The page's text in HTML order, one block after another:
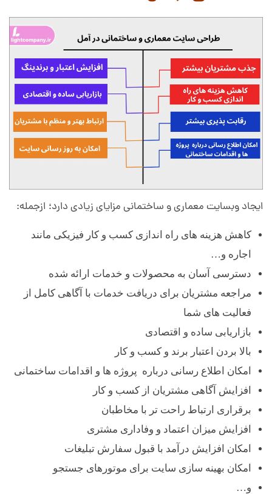
ن
ی
د
ر
آ
م
ل
ایجاد وبسایت معماری و ساختمانی مزایای زیادی دارد؛ ازجمله:
کاهش هزینه های راه اندازی کسب و کار فیزیکی مانند
اجاره و…
دسترسی آسان به محصولات و خدمات ارائه شده
مراجعه مشتریان برای دریافت خدمات با آگاهی کامل از
فعالیت های شما
بازاریابی ساده و اقتصادی
بالا بردن اعتبار برند و کسب و کار
امکان اطلاع رسانی درباره پروژه ها و اقدامات ساختمانی
افزایش آگاهی مشتریان از کسب و کار
برقراری ارتباط راحت تر با مخاطبان
افزایش میزان اعتماد و وفاداری مشتری
امکان افزایش درآمد با قبول سفارش تبلیغات
امکان بهینه سازی سایت برای موتورهای جستجو
و…